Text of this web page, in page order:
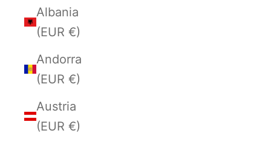
Albania
(EUR €)
Andorra
(EUR €)
Austria
(EUR €)